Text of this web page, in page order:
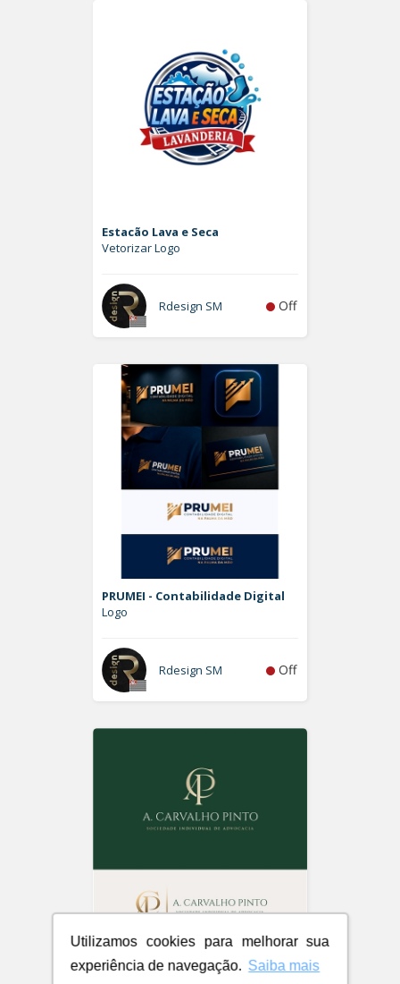
Utilizamos cookies para melhorar sua
experiência de navegação. Saiba mais
Estacão Lava e Seca
Vetorizar Logo
Rdesign SM Off
PRUMEI - Contabilidade Digital
Logo
Rdesign SM Off
A. Carvalho Pinto Sociedade
Individual de Advocacia